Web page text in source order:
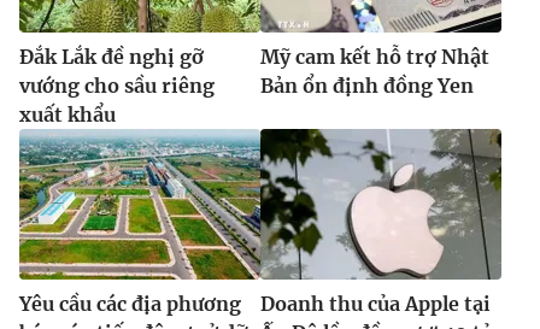
Đắk Lắk đề nghị gỡ
vướng cho sầu riêng
xuất khẩu
Mỹ cam kết hỗ trợ Nhật
Bản ổn định đồng Yen
Yêu cầu các địa phương
Doanh thu của Apple tại